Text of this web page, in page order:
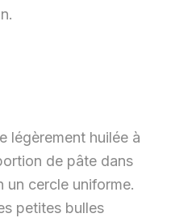
légèrement huilée à
de pâte dans
un cercle uniforme.
petites bulles